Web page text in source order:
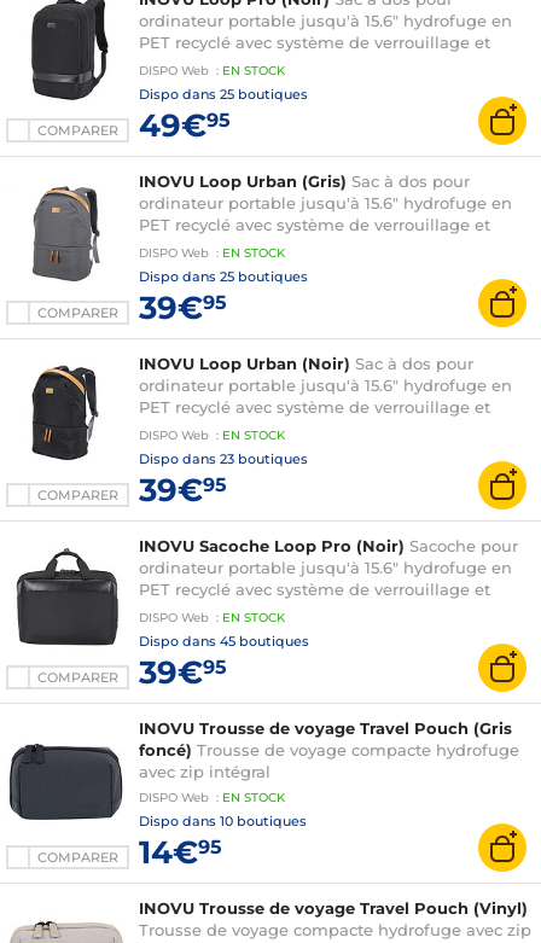
COMPARER
ordinateur portable jusqu'à 15.6" hydrofuge en
PET recyclé avec système de verrouillage et
sangle bagage
DISPO Web : EN STOCK
Dispo dans 25 boutiques
49€95
COMPARER
INOVU Loop Urban (Gris) Sac à dos pour
ordinateur portable jusqu'à 15.6" hydrofuge en
PET recyclé avec système de verrouillage et
poche inférieure modulable
DISPO Web : EN STOCK
Dispo dans 25 boutiques
39€95
COMPARER
INOVU Loop Urban (Noir) Sac à dos pour
ordinateur portable jusqu'à 15.6" hydrofuge en
PET recyclé avec système de verrouillage et
poche inférieure modulable
DISPO Web : EN STOCK
Dispo dans 23 boutiques
39€95
COMPARER
INOVU Sacoche Loop Pro (Noir) Sacoche pour
ordinateur portable jusqu'à 15.6" hydrofuge en
PET recyclé avec système de verrouillage et
sangle bagage
DISPO Web : EN STOCK
Dispo dans 45 boutiques
39€95
COMPARER
INOVU Trousse de voyage Travel Pouch (Gris
foncé) Trousse de voyage compacte hydrofuge
avec zip intégral
DISPO Web : EN STOCK
Dispo dans 10 boutiques
14€95
INOVU Trousse de voyage Travel Pouch (Vinyl)
Trousse de voyage compacte hydrofuge avec zip